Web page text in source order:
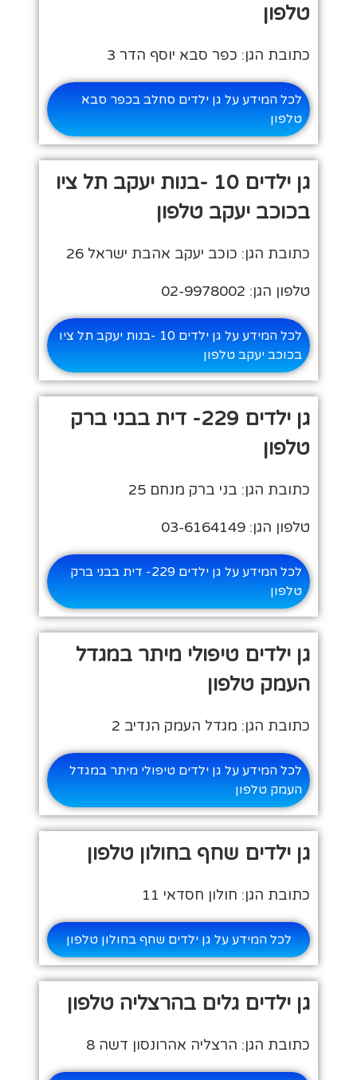
טלפון
כתובת הגן: כפר סבא יוסף הדר 3
לכל המידע על גן ילדים סחלב בכפר סבא
טלפון
גן ילדים 10 -בנות יעקב תל ציו
בכוכב יעקב טלפון
כתובת הגן: כוכב יעקב אהבת ישראל 26
טלפון הגן: 02-9978002
לכל המידע על גן ילדים 10 -בנות יעקב תל ציו
בכוכב יעקב טלפון
גן ילדים 229- דית בבני ברק
טלפון
כתובת הגן: בני ברק מנחם 25
טלפון הגן: 03-6164149
לכל המידע על גן ילדים 229- דית בבני ברק
טלפון
גן ילדים טיפולי מיתר במגדל
העמק טלפון
כתובת הגן: מגדל העמק הנדיב 2
לכל המידע על גן ילדים טיפולי מיתר במגדל
העמק טלפון
גן ילדים שחף בחולון טלפון
כתובת הגן: חולון חסדאי 11
לכל המידע על גן ילדים שחף בחולון טלפון
גן ילדים גלים בהרצליה טלפון
כתובת הגן: הרצליה אהרונסון דשה 8